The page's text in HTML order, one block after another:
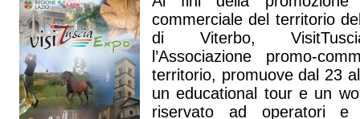
commerciale del territorio
di Viterbo,
l’Associazione promo-
territorio, promuove dal 23
un educational tour e un
riservato ad operatori e